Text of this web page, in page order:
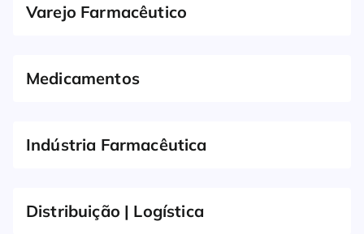
Varejo Farmacêutico
Medicamentos
Indústria Farmacêutica
Distribuição | Logística